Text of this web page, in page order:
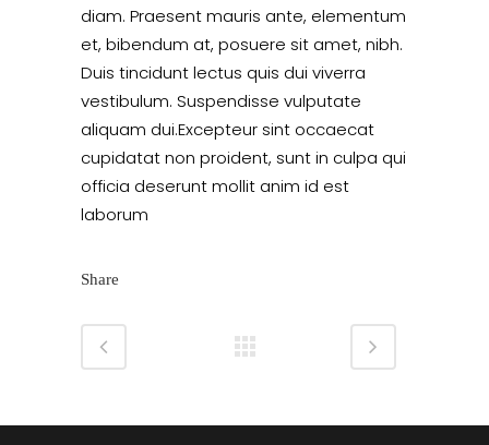
diam. Praesent mauris ante, elementum
et, bibendum at, posuere sit amet, nibh.
Duis tincidunt lectus quis dui viverra
vestibulum. Suspendisse vulputate
aliquam dui.Excepteur sint occaecat
cupidatat non proident, sunt in culpa qui
officia deserunt mollit anim id est
laborum
Share